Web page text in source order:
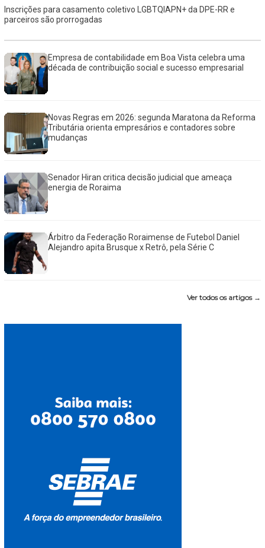
Inscrições para casamento coletivo LGBTQIAPN+ da DPE-RR e
parceiros são prorrogadas
Empresa de contabilidade em Boa Vista celebra uma
década de contribuição social e sucesso empresarial
Novas Regras em 2026: segunda Maratona da Reforma
Tributária orienta empresários e contadores sobre
mudanças
Senador Hiran critica decisão judicial que ameaça
energia de Roraima
Árbitro da Federação Roraimense de Futebol Daniel
Alejandro apita Brusque x Retrô, pela Série C
Ver todos os artigos →